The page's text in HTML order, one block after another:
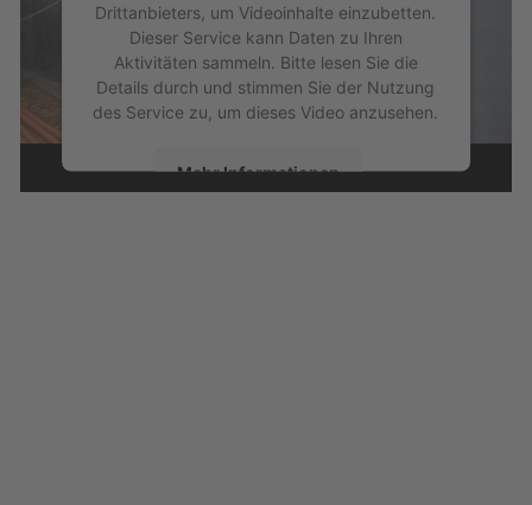
Drittanbieters, um Videoinhalte einzubetten.
Dieser Service kann Daten zu Ihren
Aktivitäten sammeln. Bitte lesen Sie die
Details durch und stimmen Sie der Nutzung
des Service zu, um dieses Video anzusehen.
Mehr Informationen